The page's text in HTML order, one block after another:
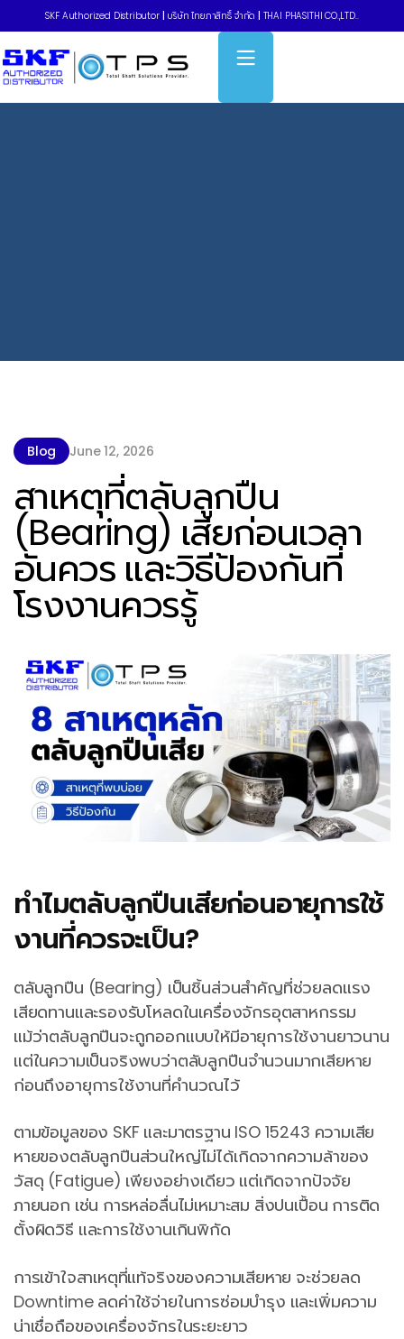
SKF Authorized Distributor บริษัท ไทยภาสิทธิ์ จำกัด THAI PHASITHI CO.,LTD..
Home » Blog »
สาเหตุที่ตลับลูกปืน (Bearing) เสียก่อนเวลาอันควร และ
วิธีป้องกันที่โรงงานควรรู้
Blog June 12, 2026
สาเหตุที่ตลับลูกปืน
(Bearing) เสียก่อนเวลา
อันควร และวิธีป้องกันที่
โรงงานควรรู้
ทำไมตลับลูกปืนเสียก่อนอายุการใช้
งานที่ควรจะเป็น?
ตลับลูกปืน (Bearing) เป็นชิ้นส่วนสำคัญที่ช่วยลดแรง
เสียดทานและรองรับโหลดในเครื่องจักรอุตสาหกรรม
แม้ว่าตลับลูกปืนจะถูกออกแบบให้มีอายุการใช้งานยาวนาน
แต่ในความเป็นจริงพบว่าตลับลูกปืนจำนวนมากเสียหาย
ก่อนถึงอายุการใช้งานที่คำนวณไว้
ตามข้อมูลของ SKF และมาตรฐาน ISO 15243 ความเสีย
หายของตลับลูกปืนส่วนใหญ่ไม่ได้เกิดจากความล้าของ
วัสดุ (Fatigue) เพียงอย่างเดียว แต่เกิดจากปัจจัย
ภายนอก เช่น การหล่อลื่นไม่เหมาะสม สิ่งปนเปื้อน การติด
ตั้งผิดวิธี และการใช้งานเกินพิกัด
การเข้าใจสาเหตุที่แท้จริงของความเสียหาย จะช่วยลด
Downtime ลดค่าใช้จ่ายในการซ่อมบำรุง และเพิ่มความ
น่าเชื่อถือของเครื่องจักรในระยะยาว